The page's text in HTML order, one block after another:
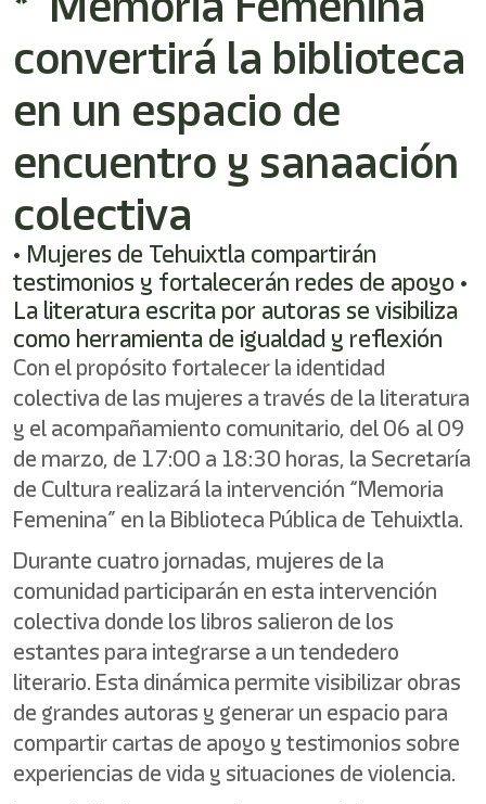
convertirá la biblioteca
en un espacio de
encuentro y sanaación
colectiva
• Mujeres de Tehuixtla compartirán
testimonios y fortalecerán redes de apoyo •
La literatura escrita por autoras se visibiliza
como herramienta de igualdad y reflexión
Con el propósito fortalecer la identidad
colectiva de las mujeres a través de la literatura
y el acompañamiento comunitario, del 06 al 09
de marzo, de 17:00 a 18:30 horas, la Secretaría
de Cultura realizará la intervención “Memoria
Femenina” en la Biblioteca Pública de Tehuixtla.
Durante cuatro jornadas, mujeres de la
comunidad participarán en esta intervención
colectiva donde los libros salieron de los
estantes para integrarse a un tendedero
literario. Esta dinámica permite visibilizar obras
de grandes autoras y generar un espacio para
compartir cartas de apoyo y testimonios sobre
experiencias de vida y situaciones de violencia.